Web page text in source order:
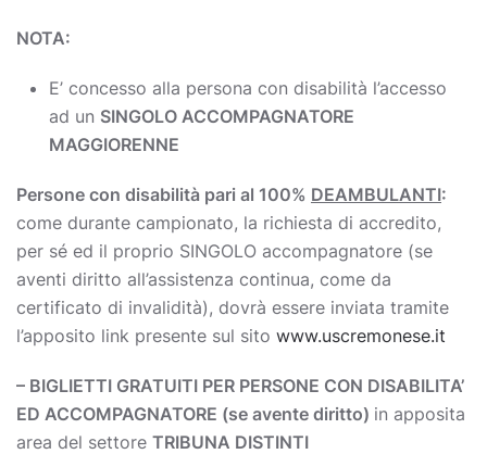
NOTA:
E’ concesso alla persona con disabilità l’accesso
ad un SINGOLO ACCOMPAGNATORE
MAGGIORENNE
Persone con disabilità pari al 100% DEAMBULANTI:
come durante campionato, la richiesta di accredito,
per sé ed il proprio SINGOLO accompagnatore (se
aventi diritto all’assistenza continua, come da
certificato di invalidità), dovrà essere inviata tramite
l’apposito link presente sul sito www.uscremonese.it
– BIGLIETTI GRATUITI PER PERSONE CON DISABILITA’
ED ACCOMPAGNATORE (se avente diritto) in apposita
area del settore TRIBUNA DISTINTI